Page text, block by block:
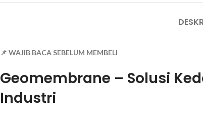
📌 WAJIB BACA SEBELUM MEMBELI
Geomembrane – Solusi
Industri